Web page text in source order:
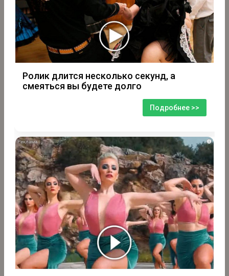
Ролик длится несколько секунд, а
смеяться вы будете долго
Подробнее >>
i